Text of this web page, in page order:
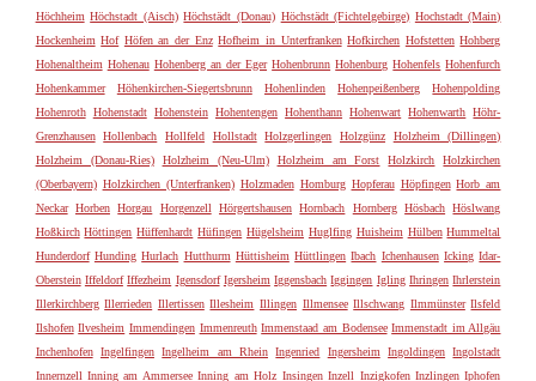
Höchheim Höchstadt (Aisch) Höchstädt (Donau) Höchstädt (Fichtelgebirge) Hochstadt (Main)
Hockenheim Hof Höfen an der Enz Hofheim in Unterfranken Hofkirchen Hofstetten Hohberg
Hohenaltheim Hohenau Hohenberg an der Eger Hohenbrunn Hohenburg Hohenfels Hohenfurch
Hohenkammer
Höhenkirchen-Siegertsbrunn Hohenlinden Hohenpeißenberg
Hohenpolding
Hohenroth Hohenstadt Hohenstein Hohentengen Hohenthann Hohenwart Hohenwarth Höhr-
Grenzhausen
Hollenbach Hollfeld Hollstadt Holzgerlingen Holzgünz
Holzheim (Dillingen)
Holzheim (Donau-Ries)
Holzheim (Neu-Ulm) Holzheim am Forst Holzkirch
Holzkirchen
(Oberbayern) Holzkirchen (Unterfranken) Holzmaden Homburg Hopferau Höpfingen Horb am
Neckar Horben Horgau Horgenzell Hörgertshausen Hornbach Hornberg Hösbach Höslwang
Hoßkirch Höttingen Hüffenhardt Hüfingen Hügelsheim Huglfing Huisheim Hülben Hummeltal
Hunderdorf Hunding Hurlach Hutthurm Hüttisheim Hüttlingen Ibach Ichenhausen Icking Idar-
Oberstein Iffeldorf Iffezheim Igensdorf Igersheim Iggensbach Iggingen Igling Ihringen Ihrlerstein
Illerkirchberg Illerrieden Illertissen Illesheim Illingen Illmensee Illschwang Ilmmünster Ilsfeld
Ilshofen Ilvesheim Immendingen Immenreuth Immenstaad am Bodensee Immenstadt im Allgäu
Inchenhofen Ingelfingen Ingelheim am Rhein Ingenried Ingersheim Ingoldingen Ingolstadt
Innernzell Inning am Ammersee Inning am Holz Insingen Inzell Inzigkofen Inzlingen Iphofen